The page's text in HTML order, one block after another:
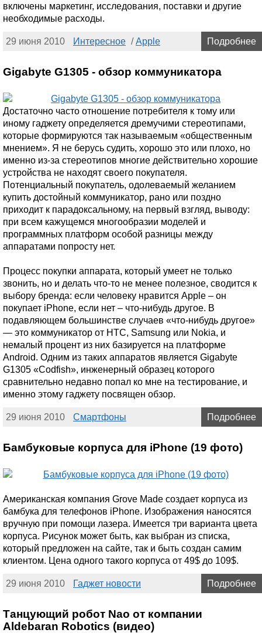
включены маркетинг, исследования, поставки и другие
необходимые расходы.
29 июня 2010 Интересное /Apple Подробнее
Gigabyte G1305 - обзор коммуникатора
Достаточно часто отношение потребителя к тому или
иному гаджету определяется дремучими стереотипами,
которые формируются так называемым «общественным
мнением». Я не берусь судить, хорошо это или плохо, но
именно из-за стереотипов многие действительно хорошие
устройства не находят своего покупателя.
Потенциальный покупатель, одолеваемый желанием
купить достойный коммуникатор, рано или поздно
приходит к парадоксальному, на первый взгляд, выводу:
при всем кажущемся многообразии моделей и
программных платформ особой разницы между
аппаратами попросту нет.
Процесс покупки аппарата, который умеет не только
звонить, но и делать что-то не менее полезное, сводится к
выбору бренда: если человеку нравится Apple – он
покупает iPhone, если нет – что-нибудь другое. В
подавляющем большинстве случаев «что-нибудь другое»
— это коммуникатор от HTC, Samsung или Nokia, и
немалый процент из них базируется на платформе
Android. Одним из таких аппаратов является Gigabyte
G1305 «Codfish», инженерный образец которого
сравнительно недавно попал ко мне на тестирование, и
именно этому гаджету посвящен обзор.
29 июня 2010 Смартфоны Подробнее
Бамбуковые корпуса для iPhone (19 фото)
Американская компания Grove Made создает корпуса из
бамбука для телефонов iPhone. Изображения наносятся
вручную при помощи лазера. Имеется три варианта цвета
корпуса. Рисунок может быть, как выбран из списка,
который предложен на сайте, так и быть создан самим
клиентом. Цена одного такого корпуса от 49$ до 109$.
29 июня 2010 Гаджет новости Подробнее
Танцующий робот Nao от компании
Aldebaran Robotics (видео)